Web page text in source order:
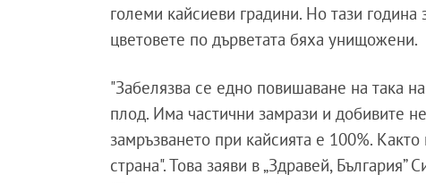
големи кайсиеви градини. Но тази
цветовете по дърветата бяха унищожени.
"Забелязва се едно повишаване на така
плод. Има частични замрази и добивите
замръзването при кайсията е 100%.
страна". Това заяви в „Здравей,